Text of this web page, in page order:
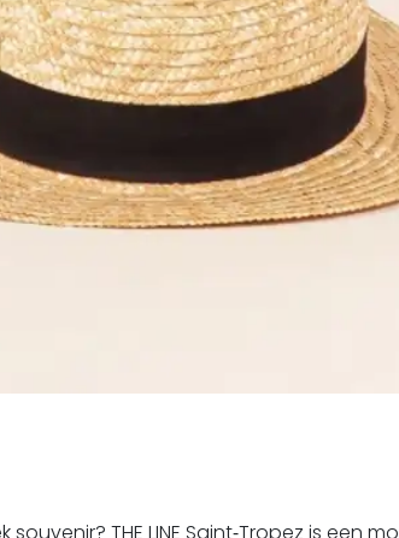
THE LINE Saint‑Tropez is een